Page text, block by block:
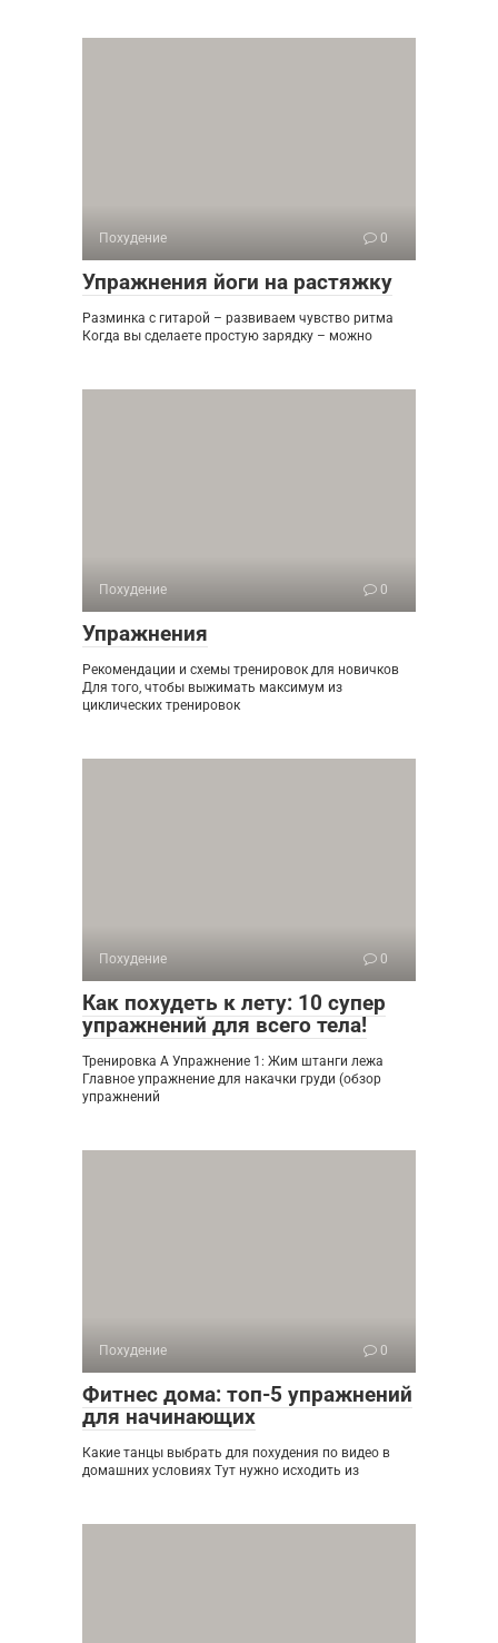
Похудение 0
Упражнения йоги на растяжку
Разминка с гитарой – развиваем чувство ритма
Когда вы сделаете простую зарядку – можно
Похудение 0
Упражнения
Рекомендации и схемы тренировок для новичков
Для того, чтобы выжимать максимум из
циклических тренировок
Похудение 0
Как похудеть к лету: 10 супер
упражнений для всего тела!
Тренировка А Упражнение 1: Жим штанги лежа
Главное упражнение для накачки груди (обзор
упражнений
Похудение 0
Фитнес дома: топ-5 упражнений
для начинающих
Какие танцы выбрать для похудения по видео в
домашних условиях Тут нужно исходить из